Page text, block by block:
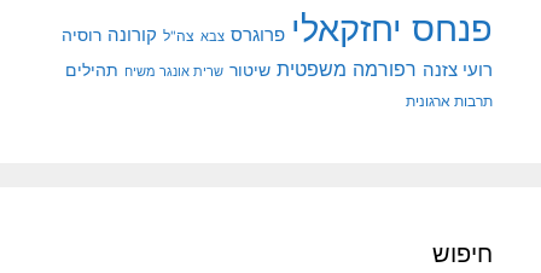
פנחס יחזקאלי פרוגרס צבא צה"ל קורונה רוסיה
רועי צזנה רפורמה משפטית שיטור שרית אונגר משיח תהילים
תרבות ארגונית
חיפוש